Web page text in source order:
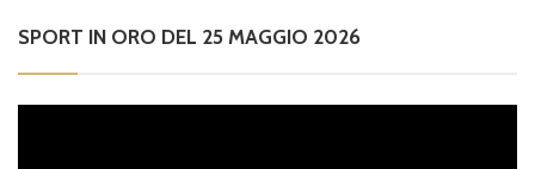
SPORT IN ORO DEL 25 MAGGIO 2026